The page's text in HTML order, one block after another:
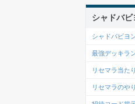
シャドバ
シャドバビヨ
最強デッキラ
リセマラ当た
リセマラのや